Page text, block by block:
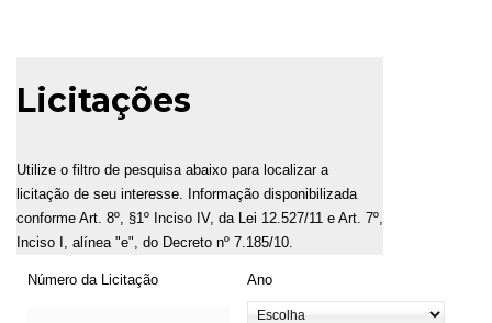
Licitações
Utilize o filtro de pesquisa abaixo para localizar a
licitação de seu interesse. Informação disponibilizada
conforme Art. 8º, §1º Inciso IV, da Lei 12.527/11 e Art. 7º,
Inciso I, alínea "e", do Decreto nº 7.185/10.
Número da Licitação Ano